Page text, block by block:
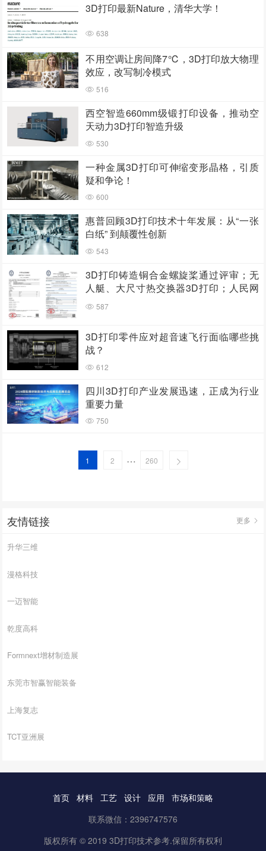
3D打印最新Nature，清华大学！
638
不用空调让房间降7℃，3D打印放大物理
效应，改写制冷模式
516
西空智造660mm级锻打印设备，推动空
天动力3D打印智造升级
530
一种金属3D打印可伸缩变形晶格，引质
疑和争论！
600
惠普回顾3D打印技术十年发展：从“一张
白纸” 到颠覆性创新
543
3D打印铸造铜合金螺旋桨通过评审；无
人艇、大尺寸热交换器3D打印；人民网
报道两家3D打印企业
587
3D打印零件应对超音速飞行面临哪些挑
战？
612
四川3D打印产业发展迅速，正成为行业
重要力量
750
1 2 … 260
友情链接 更多
升华三维
漫格科技
一迈智能
乾度高科
Formnext增材制造展
东莞市智赢智能装备
上海复志
TCT亚洲展
首页 材料 工艺 设计 应用
市场和策略
联系微信：2396747576
版权所有 © 2019 3D打印技术参考.保留所有权利